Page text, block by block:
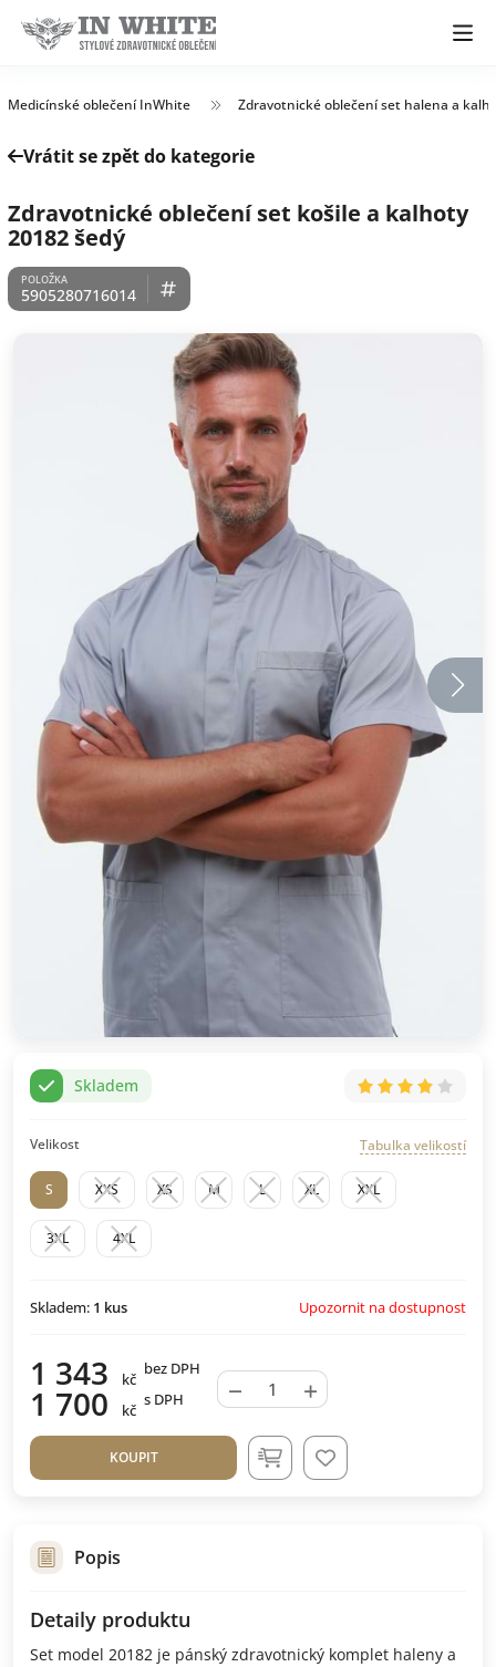
Medicínské oblečení InWhite Zdravotnické oblečení set halena a
Vrátit se zpět do kategorie
Zdravotnické oblečení set košile a kalhoty
20182 šedý
5905280716014
Skladem
Velikost Tabulka velikostí
S XXS XS M L XL XXL
3XL 4XL
Skladem: 1 kus Upozornit na dostupnost
1 343 kč
bez DPH
1 700 kč
s DPH − +
KOUPIT
Popis
Detaily produktu
Set model 20182 je pánský zdravotnický komplet haleny a